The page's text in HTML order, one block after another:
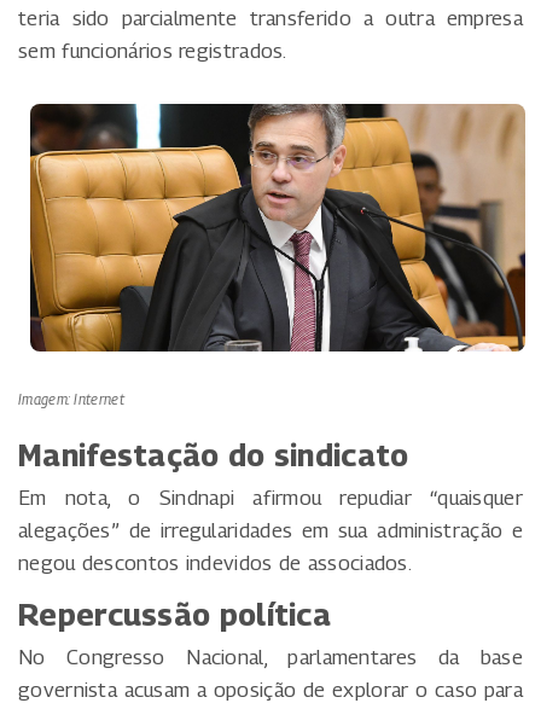
teria sido parcialmente transferido a outra empresa
sem funcionários registrados.
Imagem: Internet
Manifestação do sindicato
Em nota, o Sindnapi afirmou repudiar “quaisquer
alegações” de irregularidades em sua administração e
negou descontos indevidos de associados.
Repercussão política
No Congresso Nacional, parlamentares da base
governista acusam a oposição de explorar o caso para